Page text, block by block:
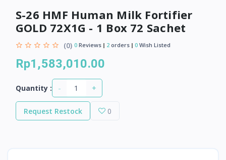
S-26 HMF Human Milk Fortifier
GOLD 72X1G - 1 Box 72 Sachet
(0) 0 Reviews 2 orders 0 Wish Listed
Rp1,583,010.00
Quantity : - +
Request Restock 0